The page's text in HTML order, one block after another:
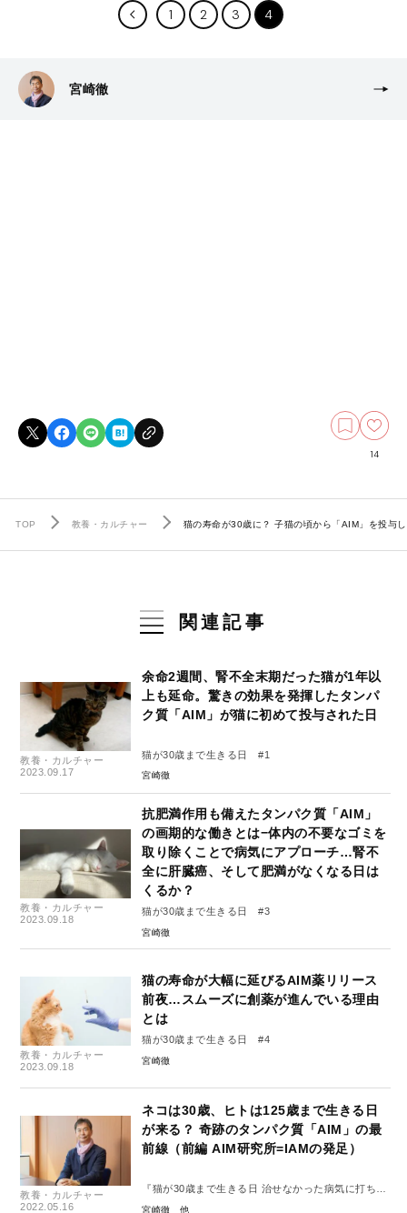
1 2 3 4
宮崎徹
14
TOP 教養・カルチャー 猫の寿命が30歳に？ 子猫の頃から「AIM」を投与
関連記事
教養・カルチャー
2023.09.17
余命2週間、腎不全末期だった猫が1年以
上も延命。驚きの効果を発揮したタンパ
ク質「AIM」が猫に初めて投与された日
猫が30歳まで生きる日 #1
宮崎徹
教養・カルチャー
2023.09.18
抗肥満作用も備えたタンパク質「AIM」
の画期的な働きとは−体内の不要なゴミを
取り除くことで病気にアプローチ…腎不
全に肝臓癌、そして肥満がなくなる日は
くるか？
猫が30歳まで生きる日 #3
宮崎徹
教養・カルチャー
2023.09.18
猫の寿命が大幅に延びるAIM薬リリース
前夜…スムーズに創薬が進んでいる理由
とは
猫が30歳まで生きる日 #4
宮崎徹
教養・カルチャー
2022.05.16
ネコは30歳、ヒトは125歳まで生きる日
が来る？ 奇跡のタンパク質「AIM」の最
前線（前編 AIM研究所=IAMの発足）
『猫が30歳まで生きる日 治せなかった病気に打ち克
つタンパク質「AIM」の発見』
宮崎徹